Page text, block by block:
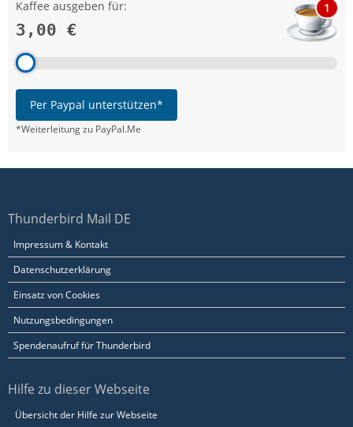
Kaffee ausgeben für:
3,00 €
1
Per Paypal unterstützen*
*Weiterleitung zu PayPal.Me
Thunderbird Mail DE
Impressum & Kontakt
Datenschutzerklärung
Einsatz von Cookies
Nutzungsbedingungen
Spendenaufruf für Thunderbird
Hilfe zu dieser Webseite
Übersicht der Hilfe zur Webseite